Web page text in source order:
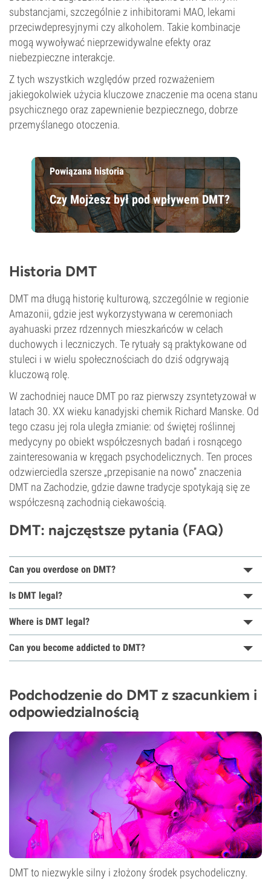
substancjami, szczególnie z inhibitorami MAO, lekami
przeciwdepresyjnymi czy alkoholem. Takie kombinacje
mogą wywoływać nieprzewidywalne efekty oraz
niebezpieczne interakcje.
Z tych wszystkich względów przed rozważeniem
jakiegokolwiek użycia kluczowe znaczenie ma ocena stanu
psychicznego oraz zapewnienie bezpiecznego, dobrze
przemyślanego otoczenia.
Powiązana historia
Czy Mojżesz był pod wpływem DMT?
Historia DMT
DMT ma długą historię kulturową, szczególnie w regionie
Amazonii, gdzie jest wykorzystywana w ceremoniach
ayahuaski przez rdzennych mieszkańców w celach
duchowych i leczniczych. Te rytuały są praktykowane od
stuleci i w wielu społecznościach do dziś odgrywają
kluczową rolę.
W zachodniej nauce DMT po raz pierwszy zsyntetyzował w
latach 30. XX wieku kanadyjski chemik Richard Manske. Od
tego czasu jej rola uległa zmianie: od świętej roślinnej
medycyny po obiekt współczesnych badań i rosnącego
zainteresowania w kręgach psychodelicznych. Ten proces
odzwierciedla szersze „przepisanie na nowo” znaczenia
DMT na Zachodzie, gdzie dawne tradycje spotykają się ze
współczesną zachodnią ciekawością.
DMT: najczęstsze pytania (FAQ)
Can you overdose on DMT?
Is DMT legal?
Where is DMT legal?
Can you become addicted to DMT?
Podchodzenie do DMT z szacunkiem i
odpowiedzialnością
DMT to niezwykle silny i złożony środek psychodeliczny.